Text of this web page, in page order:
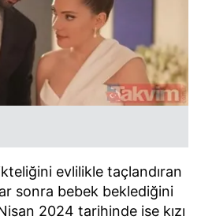
evlilikle taçlandıran
sonra bebek beklediğini
2024 tarihinde ise kızı